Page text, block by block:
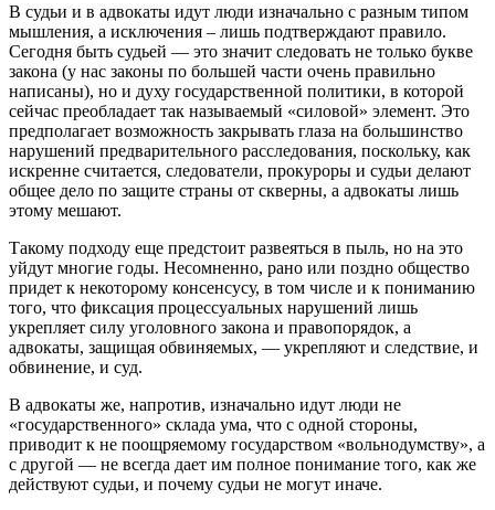
В судьи и в адвокаты идут люди изначально с разным типом
мышления, а исключения – лишь подтверждают правило.
Сегодня быть судьей — это значит следовать не только букве
закона (у нас законы по большей части очень правильно
написаны), но и духу государственной политики, в которой
сейчас преобладает так называемый «силовой» элемент. Это
предполагает возможность закрывать глаза на большинство
нарушений предварительного расследования, поскольку, как
искренне считается, следователи, прокуроры и судьи делают
общее дело по защите страны от скверны, а адвокаты лишь
этому мешают.
Такому подходу еще предстоит развеяться в пыль, но на это
уйдут многие годы. Несомненно, рано или поздно общество
придет к некоторому консенсусу, в том числе и к пониманию
того, что фиксация процессуальных нарушений лишь
укрепляет силу уголовного закона и правопорядок, а
адвокаты, защищая обвиняемых, — укрепляют и следствие, и
обвинение, и суд.
В адвокаты же, напротив, изначально идут люди не
«государственного» склада ума, что с одной стороны,
приводит к не поощряемому государством «вольнодумству», а
с другой — не всегда дает им полное понимание того, как же
действуют судьи, и почему судьи не могут иначе.